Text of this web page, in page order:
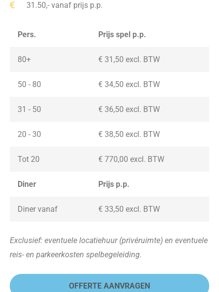
31.50,- vanaf prijs p.p.
Pers. Prijs spel p.p.
80+ € 31,50 excl. BTW
50 - 80 € 34,50 excl. BTW
31 - 50 € 36,50 excl. BTW
20 - 30 € 38,50 excl. BTW
Tot 20 € 770,00 excl. BTW
Diner Prijs p.p.
Diner vanaf € 33,50 excl. BTW
Exclusief: eventuele locatiehuur (privéruimte) en eventuele
reis- en parkeerkosten spelbegeleiding.
OFFERTE AANVRAGEN